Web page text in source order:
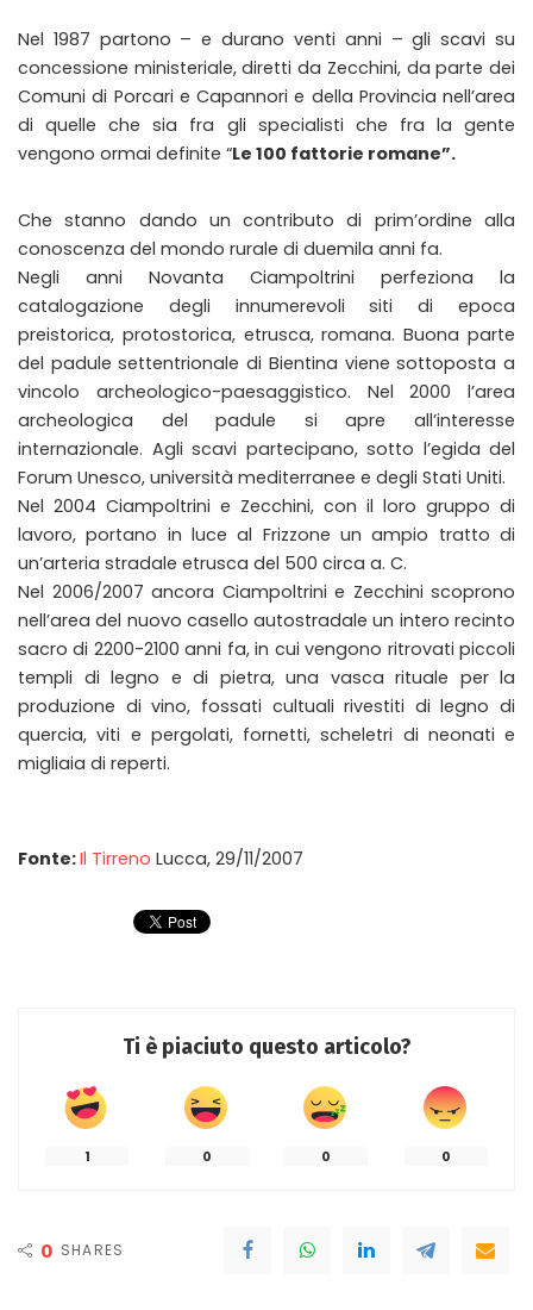
Nel 1987 partono – e durano venti anni – gli scavi su
concessione ministeriale, diretti da Zecchini, da parte dei
Comuni di Porcari e Capannori e della Provincia nell’area
di quelle che sia fra gli specialisti che fra la gente
vengono ormai definite “Le 100 fattorie romane”.
Che stanno dando un contributo di prim’ordine alla
conoscenza del mondo rurale di duemila anni fa.
Negli anni Novanta Ciampoltrini perfeziona la
catalogazione degli innumerevoli siti di epoca
preistorica, protostorica, etrusca, romana. Buona parte
del padule settentrionale di Bientina viene sottoposta a
vincolo archeologico-paesaggistico. Nel 2000 l’area
archeologica del padule si apre all’interesse
internazionale. Agli scavi partecipano, sotto l’egida del
Forum Unesco, università mediterranee e degli Stati Uniti.
Nel 2004 Ciampoltrini e Zecchini, con il loro gruppo di
lavoro, portano in luce al Frizzone un ampio tratto di
un’arteria stradale etrusca del 500 circa a. C.
Nel 2006/2007 ancora Ciampoltrini e Zecchini scoprono
nell’area del nuovo casello autostradale un intero recinto
sacro di 2200-2100 anni fa, in cui vengono ritrovati piccoli
templi di legno e di pietra, una vasca rituale per la
produzione di vino, fossati cultuali rivestiti di legno di
quercia, viti e pergolati, fornetti, scheletri di neonati e
migliaia di reperti.
Fonte:Il Tirreno Lucca, 29/11/2007
Ti è piaciuto questo articolo?
1 0 0 0
0 SHARES